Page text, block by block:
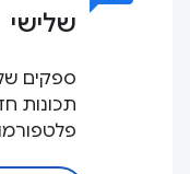
שלישי
ספקים
תכונות